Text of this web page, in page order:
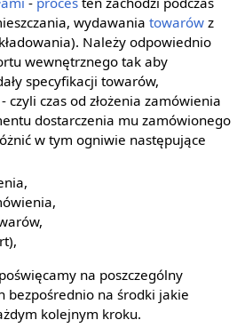
wydawaniatowarów z
Należy odpowiednio
wewnętrznego tak aby
specyfikacji towarów,
czyli czas od złożenia zamówienia
dostarczenia mu zamówionego
w tym ogniwie następujące
na poszczególny
bezpośrednio na środki jakie
kolejnym kroku.